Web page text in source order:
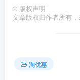
© 版权声明
文章版权归作者所有，
淘优惠